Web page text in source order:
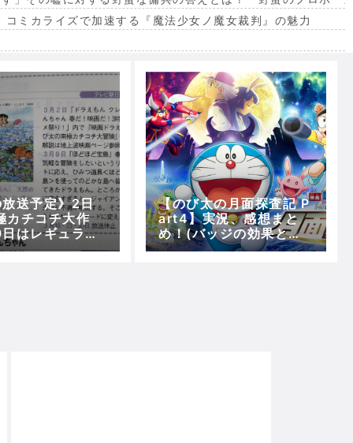
ミカライズで加速する『魔法少女ノ魔女裁判』の魅力
送予定》2日
カチコチ大作
はレギュラ
23、30日は放
【のび太の月面探査記 P
art4】実況、感想まと
め！(バッジの効果と注
意点～ウサギ怪獣が大暴